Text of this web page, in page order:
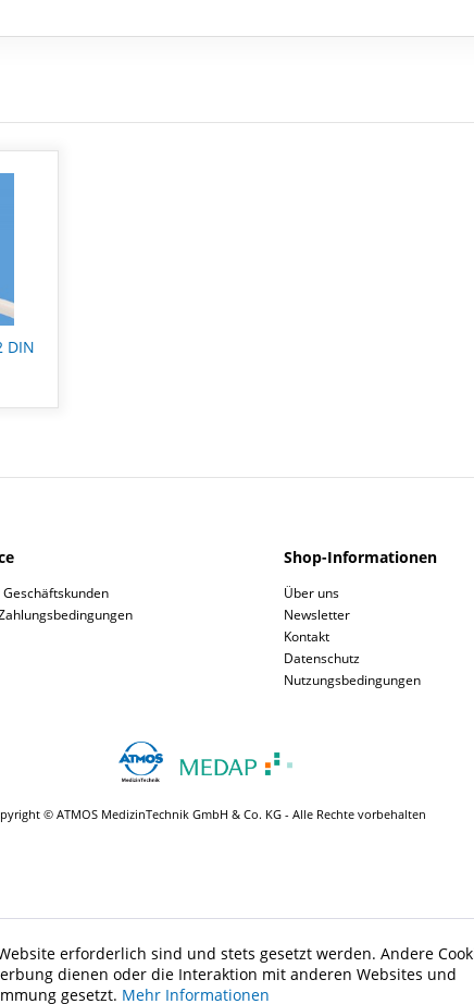
DIN
Shop-Informationen
Über uns
Newsletter
Kontakt
Datenschutz
Nutzungsbedingungen
© ATMOS MedizinTechnik GmbH & Co. KG - Alle Rechte vorbehalten
erforderlich sind und stets gesetzt werden. Andere
dienen oder die Interaktion mit anderen Websites und
gesetzt. Mehr Informationen